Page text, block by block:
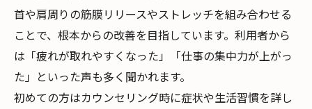
首や肩周りの筋膜リリースやストレッチを組み合わせる
ことで、根本からの改善を目指しています。利用者から
は「疲れが取れやすくなった」「仕事の集中力が上がっ
た」といった声も多く聞かれます。
初めての方はカウンセリング時に症状や生活習慣を詳し